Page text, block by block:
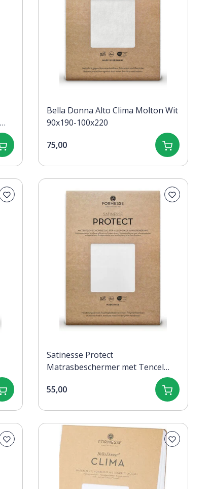
Bella Donna Alto Clima Molton Wit
90x190-100x220
75,00
Satinesse Protect
Matrasbeschermer met Tencel
55,00